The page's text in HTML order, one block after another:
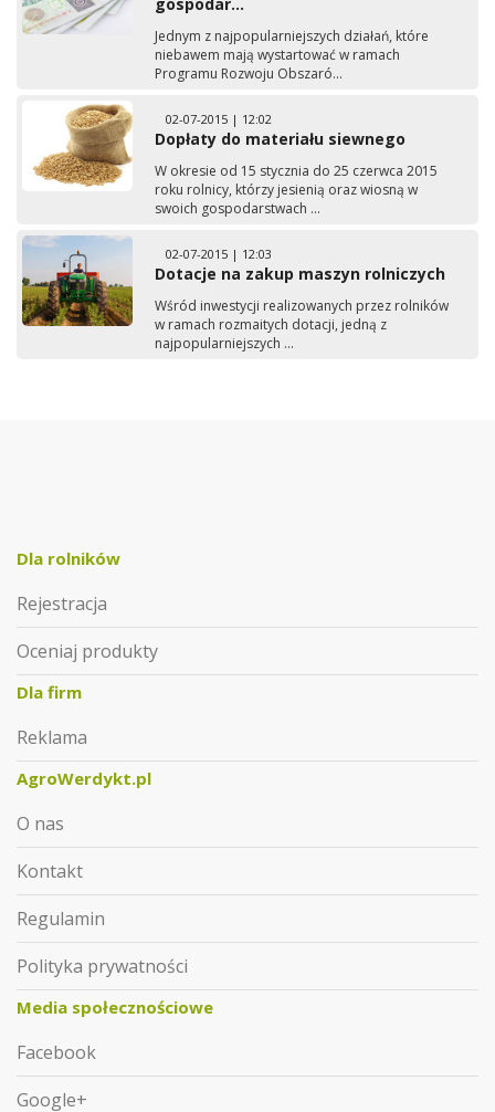
Jednym z najpopularniejszych działań, które
niebawem mają wystartować w ramach
Programu Rozwoju Obszaró...
02-07-2015 | 12:02
Dopłaty do materiału siewnego
W okresie od 15 stycznia do 25 czerwca 2015
roku rolnicy, którzy jesienią oraz wiosną w
swoich gospodarstwach ...
02-07-2015 | 12:03
Dotacje na zakup maszyn rolniczych
Wśród inwestycji realizowanych przez rolników
w ramach rozmaitych dotacji, jedną z
najpopularniejszych ...
Dla rolników
Rejestracja
Oceniaj produkty
Dla firm
Reklama
AgroWerdykt.pl
O nas
Kontakt
Regulamin
Polityka prywatności
Media społecznościowe
Facebook
Google+